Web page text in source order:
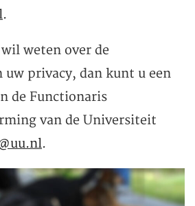
.
weten over de
uw privacy, dan kunt u een
de Functionaris
van de Universiteit
.